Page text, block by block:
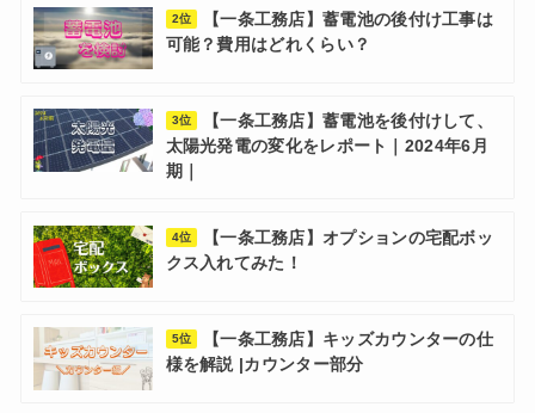
2位
【一条工務店】蓄電池の後付け工事は
可能？費用はどれくらい？
3位
【一条工務店】蓄電池を後付けして、
太陽光発電の変化をレポート｜2024年6月
期｜
4位
【一条工務店】オプションの宅配ボッ
クス入れてみた！
5位
【一条工務店】キッズカウンターの仕
様を解説 |カウンター部分